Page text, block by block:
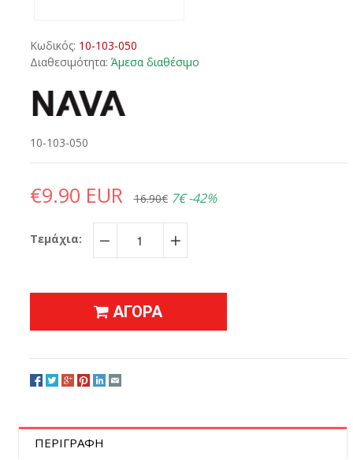
Κωδικός: 10-103-050
Διαθεσιμότητα: Άμεσα διαθέσιμο
10-103-050
€9.90 EUR 16.90€ 7€ -42%
Τεμάχια:
− +
ΑΓΟΡΑ
ΠΕΡΙΓΡΑΦΗ